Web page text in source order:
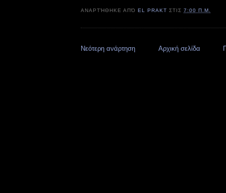
ΑΝΑΡΤΉΘΗΚΕ ΑΠΌEL PRAKT ΣΤΙΣ7:00 Π.Μ.
Νεότερη ανάρτηση Αρχική σελίδα